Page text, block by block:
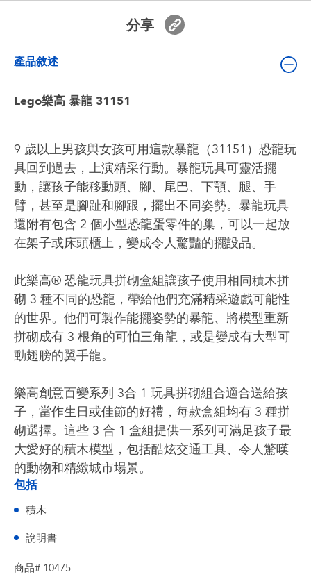
電池
生活雜貨
分享
產品敘述
Lego樂高 暴龍 31151
9 歲以上男孩與女孩可用這款暴龍（31151）恐龍玩
具回到過去，上演精采行動。暴龍玩具可靈活擺
動，讓孩子能移動頭、腳、尾巴、下顎、腿、手
臂，甚至是腳趾和腳跟，擺出不同姿勢。暴龍玩具
還附有包含 2 個小型恐龍蛋零件的巢，可以一起放
在架子或床頭櫃上，變成令人驚豔的擺設品。
此樂高® 恐龍玩具拼砌盒組讓孩子使用相同積木拼
砌 3 種不同的恐龍，帶給他們充滿精采遊戲可能性
的世界。他們可製作能擺姿勢的暴龍、將模型重新
拼砌成有 3 根角的可怕三角龍，或是變成有大型可
動翅膀的翼手龍。
樂高創意百變系列 3合 1 玩具拼砌組合適合送給孩
子，當作生日或佳節的好禮，每款盒組均有 3 種拼
砌選擇。這些 3 合 1 盒組提供一系列可滿足孩子最
大愛好的積木模型，包括酷炫交通工具、令人驚嘆
的動物和精緻城市場景。
包括
積木
說明書
商品# 10475